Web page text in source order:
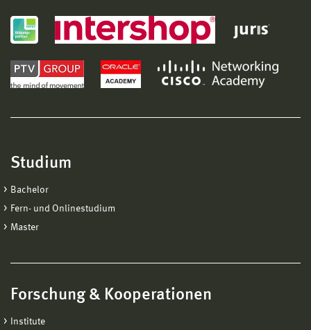
Studium
Bachelor
Fern- und Onlinestudium
Master
Forschung & Kooperationen
Institute